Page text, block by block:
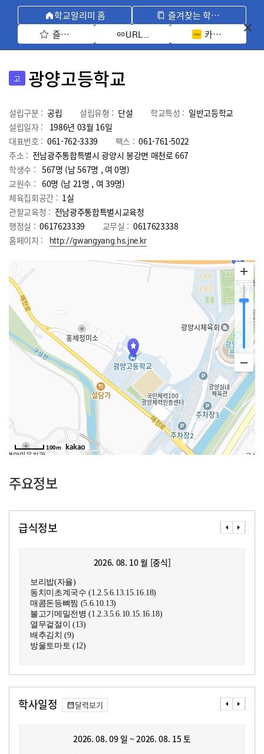
학교알리미 홈
즐겨찾는 학교 모아보기
즐겨찾기 선택
URL 복사 카카오톡 공유
고 광양고등학교
설립구분 : 공립 설립유형 : 단설 학교특성 : 일반고등학교
설립일자 :
1986년 03월 16일
대표번호 : 061-762-3339 팩스 : 061-761-5022
주소 : 전남광주통합특별시 광양시 봉강면 매천로 667
학생수 : 567명 (남 567명 , 여 0명)
교원수 : 60명 (남 21명 , 여 39명)
체육집회공간 : 1실
관할교육청 : 전남광주통합특별시교육청
행정실 : 0617623339 교무실 : 0617623338
홈페이지 :
http://gwangyang.hs.jne.kr
100m
주요정보
급식정보
2026. 08. 10 월 [중식]
보리밥(자율)
동치미초계국수 (1.2.5.6.13.15.16.18)
매콤돈등뼈찜 (5.6.10.13)
불고기메밀전병 (1.2.3.5.6.10.15.16.18)
열무겉절이 (13)
배추김치 (9)
방울토마토 (12)
학사일정 달력보기
2026. 08. 09 일 ~ 2026. 08. 15 토